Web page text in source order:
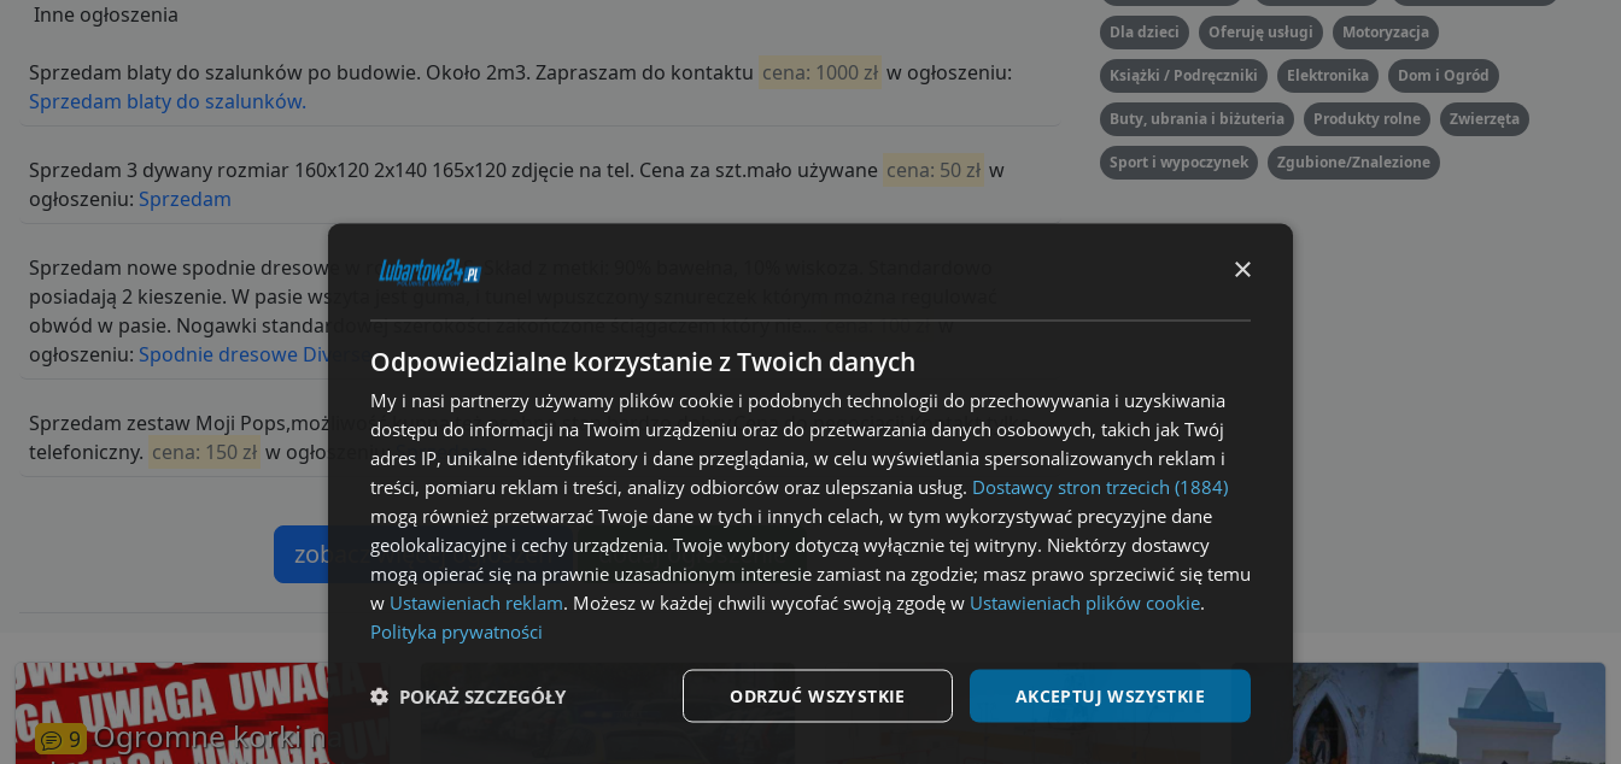
Inne ogłoszenia
Sprzedam blaty do szalunków po budowie. Około 2m3. Zapraszam do kontaktu cena: 1000 zł w ogłoszeniu:
Sprzedam blaty do szalunków.
Sprzedam 3 dywany rozmiar 160x120 2x140 165x120 zdjęcie na tel. Cena za szt.mało używane cena: 50 zł w
ogłoszeniu: Sprzedam
Sprzedam nowe spodnie dresowe w rozmiarze S. Skład z metki: 90% bawełna, 10% wiskoza. Standardowo
posiadają 2 kieszenie. W pasie wszyta jest guma, i tunel wpuszczony sznureczek którym można regulować
obwód w pasie. Nogawki standardowej szerokości zakończone ściągaczem który nie...cena: 100 złw
ogłoszeniu: Spodnie dresowe Diverse
Sprzedam zestaw Moji Pops,możliwość kupna też osobno,stan bardzo dobry.Cena do negocjacji.Kontakt tylko
telefoniczny. cena: 150 zł w ogłoszeniu:Sprzedam
zobacz więcej ogłoszeń dodaj ogłoszenie
Dla dzieci Oferuję usługi Motoryzacja
Książki / Podręczniki Elektronika Dom i Ogród
Buty, ubrania i biżuteria Produkty rolne Zwierzęta
Sport i wypoczynek Zgubione/Znalezione
9 Ogromne korki na
×
Odpowiedzialne korzystanie z Twoich danych
My i nasi partnerzy używamy plików cookie i podobnych technologii do przechowywania i uzyskiwania
dostępu do informacji na Twoim urządzeniu oraz do przetwarzania danych osobowych, takich jak Twój
adres IP, unikalne identyfikatory i dane przeglądania, w celu wyświetlania spersonalizowanych reklam i
treści, pomiaru reklam i treści, analizy odbiorców oraz ulepszania usług. Dostawcy stron trzecich (1884)
mogą również przetwarzać Twoje dane w tych i innych celach, w tym wykorzystywać precyzyjne dane
geolokalizacyjne i cechy urządzenia. Twoje wybory dotyczą wyłącznie tej witryny. Niektórzy dostawcy
mogą opierać się na prawnie uzasadnionym interesie zamiast na zgodzie; masz prawo sprzeciwić się temu
w Ustawieniach reklam. Możesz w każdej chwili wycofać swoją zgodę w Ustawieniach plików cookie.
Polityka prywatności
AKCEPTUJ WSZYSTKIE
ODRZUĆ WSZYSTKIE
POKAŻ SZCZEGÓŁY